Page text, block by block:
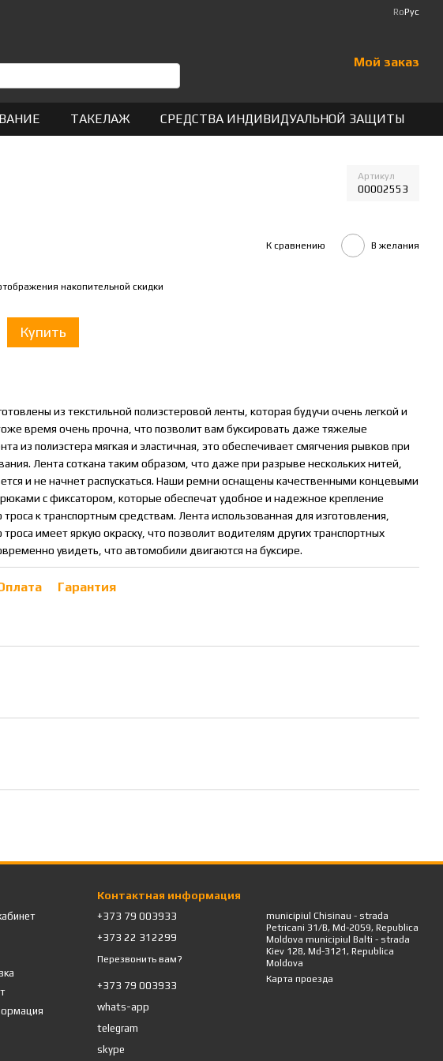
RoРус
Мой заказ
ТАКЕЛАЖ СРЕДСТВА ИНДИВИДУАЛЬНОЙ ЗАЩИТЫ
Артикул
00002553
К сравнению В желания
накопительной скидки
Купить
из текстильной полиэстеровой ленты, которая будучи очень легкой и
время очень прочна, что позволит вам буксировать даже тяжелые
из полиэстера мягкая и эластичная, это обеспечивает смягчения рывков при
Лента соткана таким образом, что даже при разрыве нескольких нитей,
и не начнет распускаться. Наши ремни оснащены качественными концевыми
с фиксатором, которые обеспечат удобное и надежное крепление
троса к транспортным средствам. Лента использованная для изготовления,
троса имеет яркую окраску, что позволит водителям других транспортных
увидеть, что автомобили двигаются на буксире.
Гарантия
Контактная информация
+373 79 003933
+373 22 312299
Перезвонить вам?
+373 79 003933
whats-app
telegram
skype
municipiul Chisinau - strada
Petricani 31/B, Md-2059, Republica
Moldova municipiul Balti - strada
Kiev 128, Md-3121, Republica
Moldova
Карта проезда